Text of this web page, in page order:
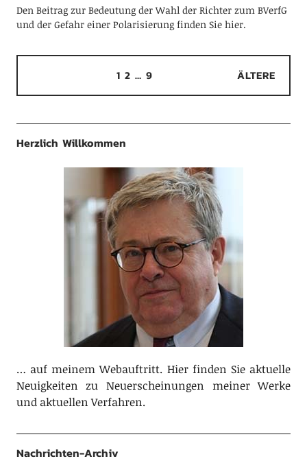
Den Beitrag zur Bedeutung der Wahl der Richter zum BVerfG
und der Gefahr einer Polarisierung finden Sie hier.
1 2 … 9 ÄLTERE
Herzlich Willkommen
… auf meinem Webauftritt. Hier finden Sie aktuelle
Neuigkeiten zu Neuerscheinungen meiner Werke
und aktuellen Verfahren.
Nachrichten-Archiv